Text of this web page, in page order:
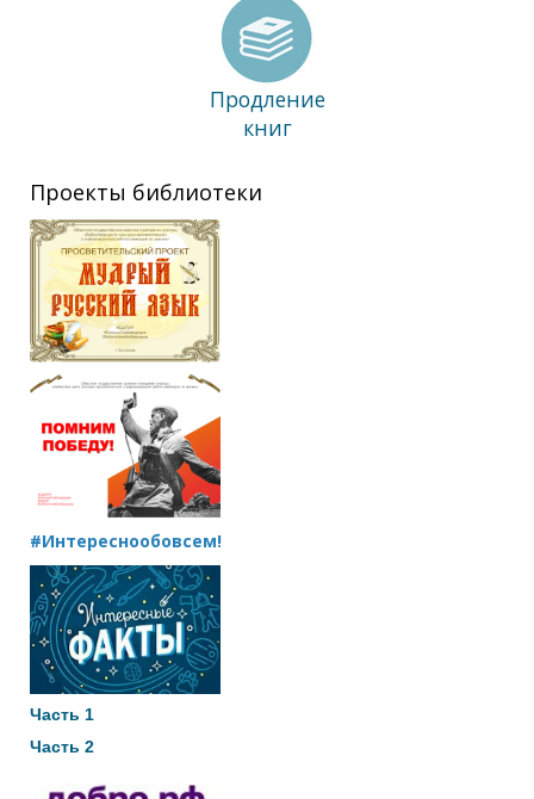
Продление
книг
Проекты библиотеки
#Интереснообовсем!
Часть 1
Часть 2